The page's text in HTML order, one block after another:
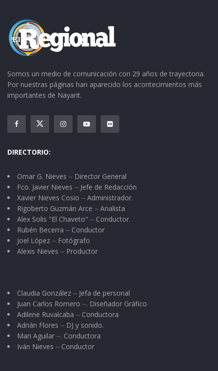
Somos un medio de comunicación con 29 años de trayectoria.
Por nuestras páginas han aparecido los acontecimientos más
importantes de Nayarit.
DIRECTORIO:
Omar G. Nieves ⏤ Director General
Fco. Javier Nieves ⏤ Jefe de Redacción
Xavier Nieves Cosio ⏤ Administrador.
Rigoberto Guzmán Arce ⏤ Analista
Alex Solis "El Chaveto" ⏤ Conductor.
Rubén Becerra ⏤ Conductor
Joel López ⏤ Fotógrafo
Alexis Nieves ⏤ Productor
Claudia González ⏤ Jefa de personal
Juan Carlos Romero ⏤. Diseñador Gráfico
Adilene Ruvalcaba ⏤ Conductora
Adrián Flores ⏤ DJ y sonido.
Mari Aguilar ⏤. Conductora
Iván Nieves ⏤ Conductor